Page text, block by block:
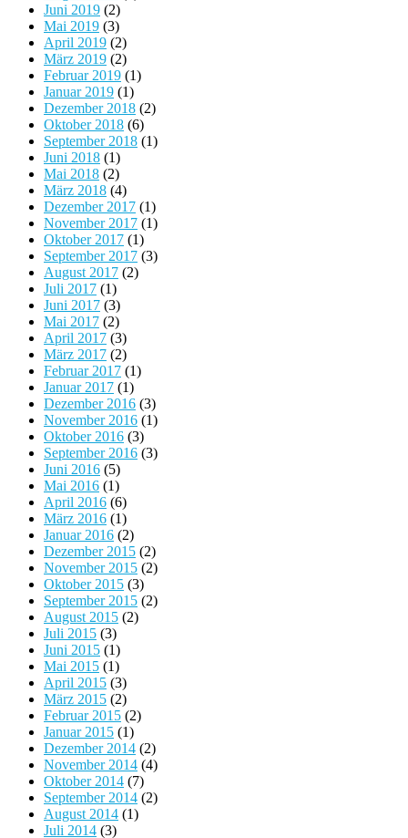
Juni 2019 (2)
Mai 2019 (3)
April 2019 (2)
März 2019 (2)
Februar 2019 (1)
Januar 2019 (1)
Dezember 2018 (2)
Oktober 2018 (6)
September 2018 (1)
Juni 2018 (1)
Mai 2018 (2)
März 2018 (4)
Dezember 2017 (1)
November 2017 (1)
Oktober 2017 (1)
September 2017 (3)
August 2017 (2)
Juli 2017 (1)
Juni 2017 (3)
Mai 2017 (2)
April 2017 (3)
März 2017 (2)
Februar 2017 (1)
Januar 2017 (1)
Dezember 2016 (3)
November 2016 (1)
Oktober 2016 (3)
September 2016 (3)
Juni 2016 (5)
Mai 2016 (1)
April 2016 (6)
März 2016 (1)
Januar 2016 (2)
Dezember 2015 (2)
November 2015 (2)
Oktober 2015 (3)
September 2015 (2)
August 2015 (2)
Juli 2015 (3)
Juni 2015 (1)
Mai 2015 (1)
April 2015 (3)
März 2015 (2)
Februar 2015 (2)
Januar 2015 (1)
Dezember 2014 (2)
November 2014 (4)
Oktober 2014 (7)
September 2014 (2)
August 2014 (1)
Juli 2014 (3)